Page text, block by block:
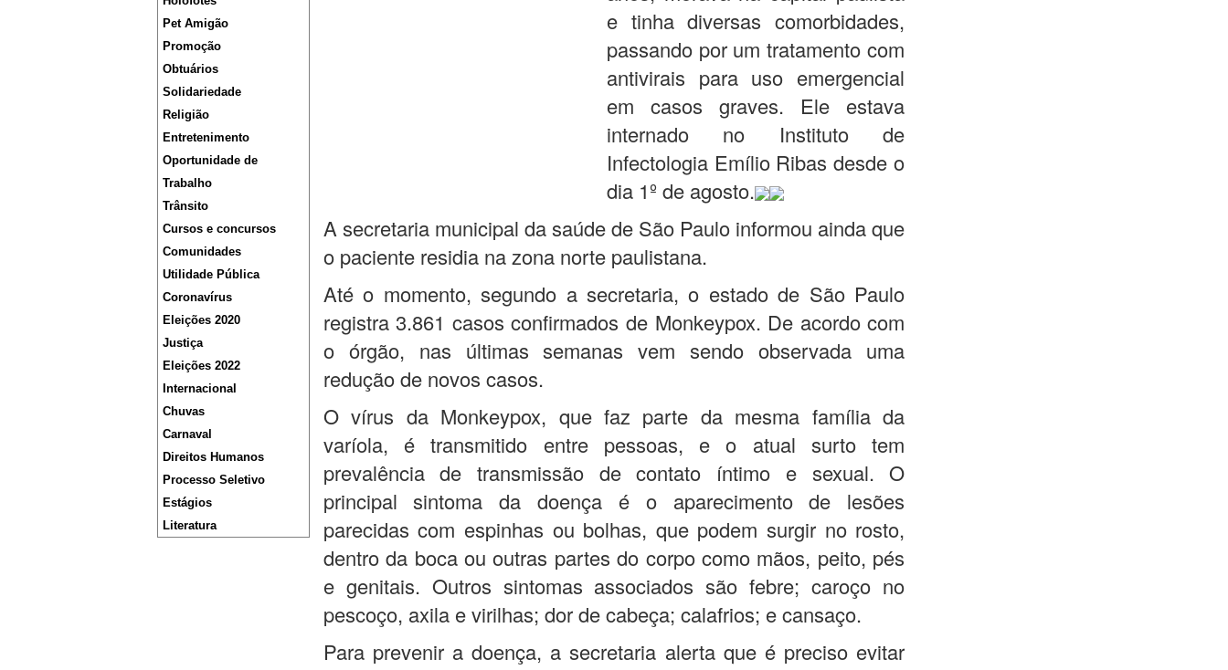
Pet Amigão
Promoção
Obtuários
Solidariedade
Religião
Entretenimento
Oportunidade de
Trabalho
Trânsito
Cursos e concursos
Comunidades
Utilidade Pública
Coronavírus
Eleições 2020
Justiça
Eleições 2022
Internacional
Chuvas
Carnaval
Direitos Humanos
Processo Seletivo
Estágios
Literatura
e tinha diversas comorbidades,
passando por um tratamento com
antivirais para uso emergencial
em casos graves. Ele estava
internado no Instituto de
Infectologia Emílio Ribas desde o
dia 1º de agosto.
A secretaria municipal da saúde de São Paulo informou ainda que
o paciente residia na zona norte paulistana.
Até o momento, segundo a secretaria, o estado de São Paulo
registra 3.861 casos confirmados de Monkeypox. De acordo com
o órgão, nas últimas semanas vem sendo observada uma
redução de novos casos.
O vírus da Monkeypox, que faz parte da mesma família da
varíola, é transmitido entre pessoas, e o atual surto tem
prevalência de transmissão de contato íntimo e sexual. O
principal sintoma da doença é o aparecimento de lesões
parecidas com espinhas ou bolhas, que podem surgir no rosto,
dentro da boca ou outras partes do corpo como mãos, peito, pés
e genitais. Outros sintomas associados são febre; caroço no
pescoço, axila e virilhas; dor de cabeça; calafrios; e cansaço.
Para prevenir a doença, a secretaria alerta que é preciso evitar